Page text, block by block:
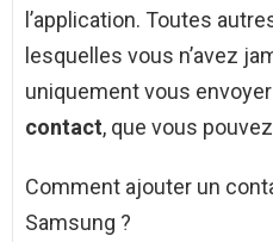
l’application. Toutes
lesquelles vous n’avez
uniquement vous
contact, que vous
Comment ajouter un
Samsung ?